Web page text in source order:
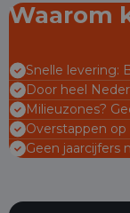
Waarom
Snelle levering:
Door heel
Milieuzones?
Overstappen
Geen jaarcijfers